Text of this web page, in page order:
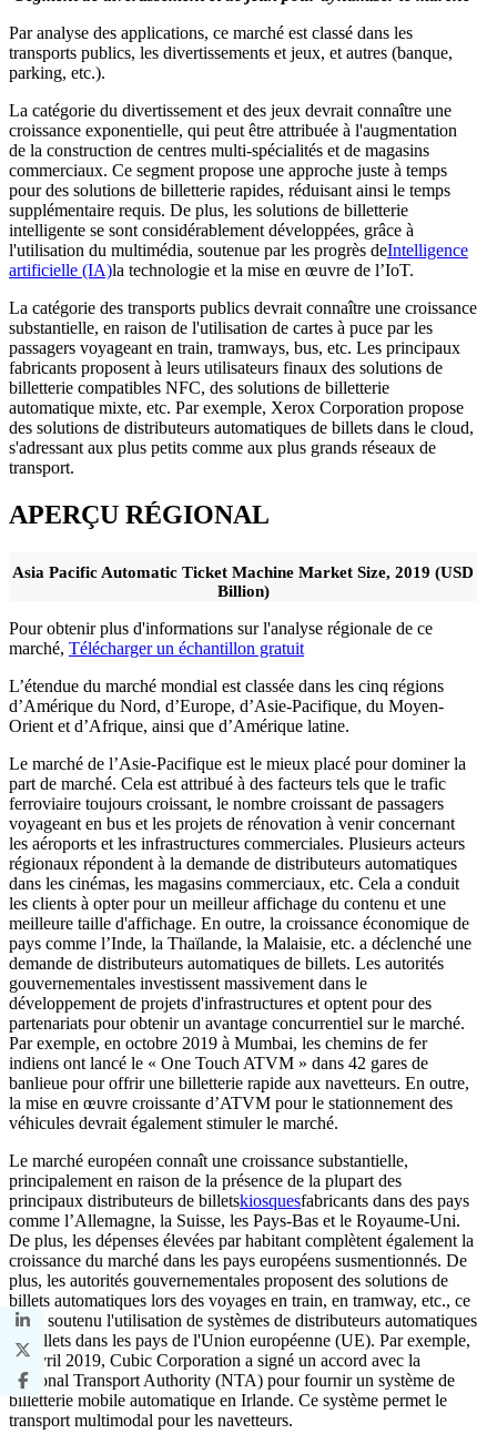
Par analyse des applications, ce marché est classé dans les
transports publics, les divertissements et jeux, et autres (banque,
parking, etc.).
La catégorie du divertissement et des jeux devrait connaître une
croissance exponentielle, qui peut être attribuée à l'augmentation
de la construction de centres multi-spécialités et de magasins
commerciaux. Ce segment propose une approche juste à temps
pour des solutions de billetterie rapides, réduisant ainsi le temps
supplémentaire requis. De plus, les solutions de billetterie
intelligente se sont considérablement développées, grâce à
l'utilisation du multimédia, soutenue par les progrès deIntelligence
artificielle (IA)la technologie et la mise en œuvre de l’IoT.
La catégorie des transports publics devrait connaître une croissance
substantielle, en raison de l'utilisation de cartes à puce par les
passagers voyageant en train, tramways, bus, etc. Les principaux
fabricants proposent à leurs utilisateurs finaux des solutions de
billetterie compatibles NFC, des solutions de billetterie
automatique mixte, etc. Par exemple, Xerox Corporation propose
des solutions de distributeurs automatiques de billets dans le cloud,
s'adressant aux plus petits comme aux plus grands réseaux de
transport.
APERÇU RÉGIONAL
Asia Pacific Automatic Ticket Machine Market Size, 2019 (USD
Billion)
Pour obtenir plus d'informations sur l'analyse régionale de ce
marché, Télécharger un échantillon gratuit
L’étendue du marché mondial est classée dans les cinq régions
d’Amérique du Nord, d’Europe, d’Asie-Pacifique, du Moyen-
Orient et d’Afrique, ainsi que d’Amérique latine.
Le marché de l’Asie-Pacifique est le mieux placé pour dominer la
part de marché. Cela est attribué à des facteurs tels que le trafic
ferroviaire toujours croissant, le nombre croissant de passagers
voyageant en bus et les projets de rénovation à venir concernant
les aéroports et les infrastructures commerciales. Plusieurs acteurs
régionaux répondent à la demande de distributeurs automatiques
dans les cinémas, les magasins commerciaux, etc. Cela a conduit
les clients à opter pour un meilleur affichage du contenu et une
meilleure taille d'affichage. En outre, la croissance économique de
pays comme l’Inde, la Thaïlande, la Malaisie, etc. a déclenché une
demande de distributeurs automatiques de billets. Les autorités
gouvernementales investissent massivement dans le
développement de projets d'infrastructures et optent pour des
partenariats pour obtenir un avantage concurrentiel sur le marché.
Par exemple, en octobre 2019 à Mumbai, les chemins de fer
indiens ont lancé le « One Touch ATVM » dans 42 gares de
banlieue pour offrir une billetterie rapide aux navetteurs. En outre,
la mise en œuvre croissante d’ATVM pour le stationnement des
véhicules devrait également stimuler le marché.
Le marché européen connaît une croissance substantielle,
principalement en raison de la présence de la plupart des
principaux distributeurs de billetskiosquesfabricants dans des pays
comme l’Allemagne, la Suisse, les Pays-Bas et le Royaume-Uni.
De plus, les dépenses élevées par habitant complètent également la
croissance du marché dans les pays européens susmentionnés. De
plus, les autorités gouvernementales proposent des solutions de
billets automatiques lors des voyages en train, en tramway, etc., ce
qui a soutenu l'utilisation de systèmes de distributeurs automatiques
de billets dans les pays de l'Union européenne (UE). Par exemple,
en avril 2019, Cubic Corporation a signé un accord avec la
National Transport Authority (NTA) pour fournir un système de
billetterie mobile automatique en Irlande. Ce système permet le
transport multimodal pour les navetteurs.